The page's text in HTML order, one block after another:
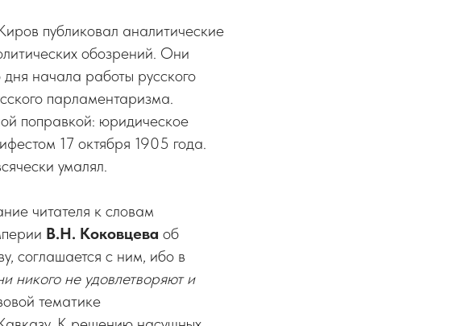
публиковал аналитические
обозрений. Они
начала работы русского
парламентаризма.
поправкой: юридическое
17 октября 1905 года.
умалял.
читателя к словам
В.Н. Коковцева об
соглашается с ним, ибо в
никого не удовлетворяют и
тематике